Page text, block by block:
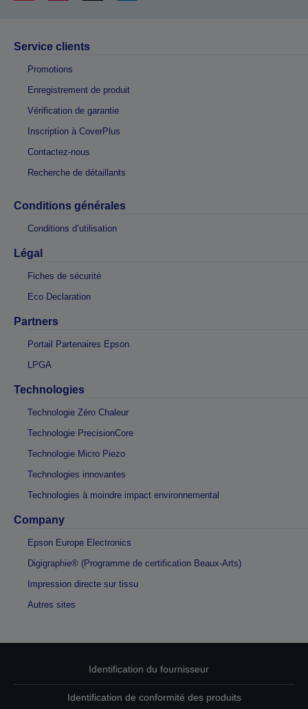
Service clients
Promotions
Enregistrement de produit
Vérification de garantie
Inscription à CoverPlus
Contactez-nous
Recherche de détaillants
Conditions générales
Conditions d’utilisation
Légal
Fiches de sécurité
Eco Declaration
Partners
Portail Partenaires Epson
LPGA
Technologies
Technologie Zéro Chaleur
Technologie PrecisionCore
Technologie Micro Piezo
Technologies innovantes
Technologies à moindre impact environnemental
Company
Epson Europe Electronics
Digigraphie® (Programme de certification Beaux-Arts)
Impression directe sur tissu
Autres sites
Identification du fournisseur
Identification de conformité des produits